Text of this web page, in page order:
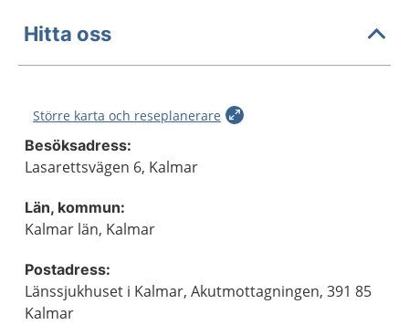
Hitta oss
Större karta och reseplanerare
Besöksadress:
Lasarettsvägen 6, Kalmar
Län, kommun:
Kalmar län, Kalmar
Postadress:
Länssjukhuset i Kalmar, Akutmottagningen, 391 85
Kalmar